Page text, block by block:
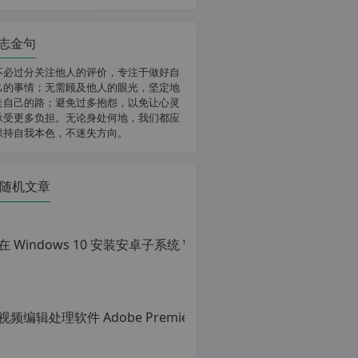
金句
必过分关注他人的评价，专注于做好自
的事情；无需顾及他人的眼光，坚定地
自己的路；避免过多抱怨，以免让心灵
受更多负担。无论身处何地，我们都应
持自我本色，不迷失方向。
随机文章